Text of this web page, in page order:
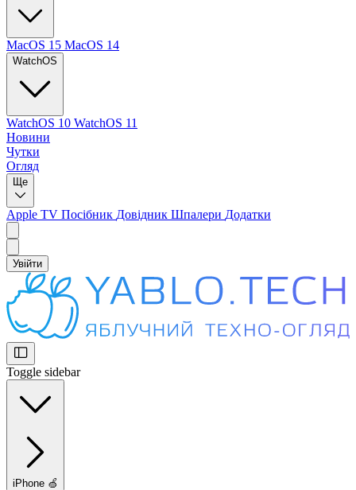
MacOS 15 MacOS 14
WatchOS
WatchOS 10 WatchOS 11
Новини
Чутки
Огляд
Ще
Apple TV Посібник Довідник Шпалери Додатки
Увійти
Toggle sidebar
iPhone 🍏